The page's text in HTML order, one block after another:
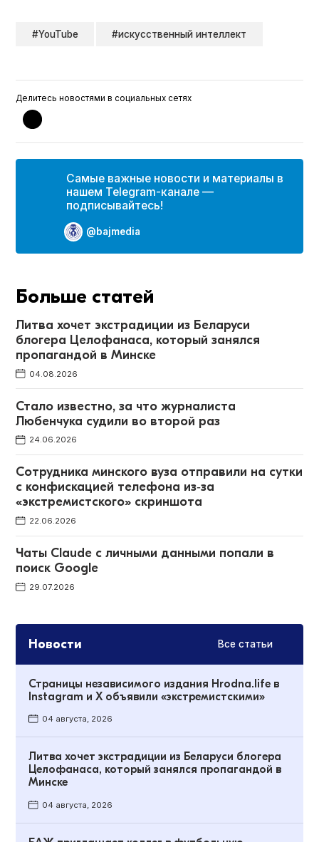
#YouTube #искусственный интеллект
Делитесь новостями в социальных сетях
Самые важные новости и материалы в
нашем Telegram-канале —
подписывайтесь!
@bajmedia
Больше статей
Литва хочет экстрадиции из Беларуси
блогера Целофанаса, который занялся
пропагандой в Минске
04.08.2026
Стало известно, за что журналиста
Любенчука судили во второй раз
24.06.2026
Сотрудника минского вуза отправили на сутки
c конфискацией телефона из‑за
«экстремистского» скриншота
22.06.2026
Чаты Claude с личными данными попали в
поиск Google
29.07.2026
Новости Все статьи
Страницы независимого издания Hrodna.life в
Instagram и X объявили «экстремистскими»
04 августа, 2026
Литва хочет экстрадиции из Беларуси блогера
Целофанаса, который занялся пропагандой в
Минске
04 августа, 2026